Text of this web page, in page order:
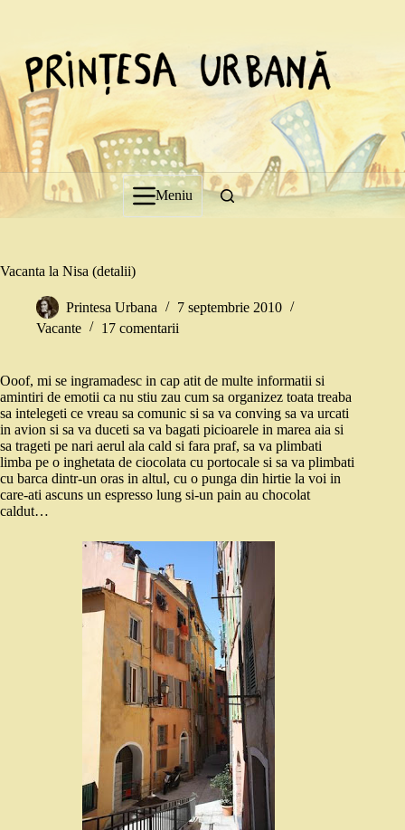
Meniu
Vacanta la Nisa (detalii)
Printesa Urbana
7 septembrie 2010
Vacante
17 comentarii
Ooof, mi se ingramadesc in cap atit de multe informatii si
amintiri de emotii ca nu stiu zau cum sa organizez toata treaba
sa intelegeti ce vreau sa comunic si sa va conving sa va urcati
in avion si sa va duceti sa va bagati picioarele in marea aia si
sa trageti pe nari aerul ala cald si fara praf, sa va plimbati
limba pe o inghetata de ciocolata cu portocale si sa va plimbati
cu barca dintr-un oras in altul, cu o punga din hirtie la voi in
care-ati ascuns un espresso lung si-un pain au chocolat
caldut…